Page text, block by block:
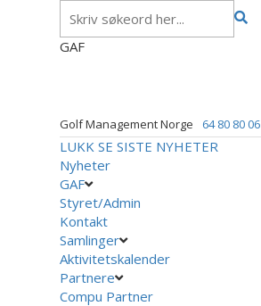
GAF
Golf Management Norge 64 80 80 06
LUKK SE SISTE NYHETER
Nyheter
GAF
Styret/Admin
Kontakt
Samlinger
Aktivitetskalender
Partnere
Compu Partner